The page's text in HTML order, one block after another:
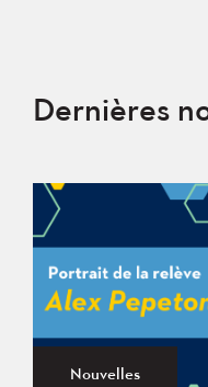
Dernières
Nouvelles